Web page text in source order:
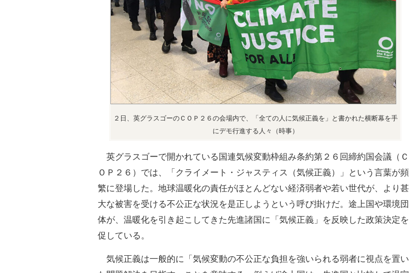
２日、英グラスゴーのＣＯＰ２６の会場内で、「全ての人に気候正義を」と書かれた横断幕を手
にデモ行進する人々（時事）
英グラスゴーで開かれている国連気候変動枠組み条約第２６回締約国会議（Ｃ
ＯＰ２６）では、「クライメート・ジャスティス（気候正義）」という言葉が頻
繁に登場した。地球温暖化の責任がほとんどない経済弱者や若い世代が、より甚
大な被害を受ける不公正な状況を是正しようという呼び掛けだ。途上国や環境団
体が、温暖化を引き起こしてきた先進諸国に「気候正義」を反映した政策決定を
促している。
気候正義は一般的に「気候変動の不公正な負担を強いられる弱者に視点を置い